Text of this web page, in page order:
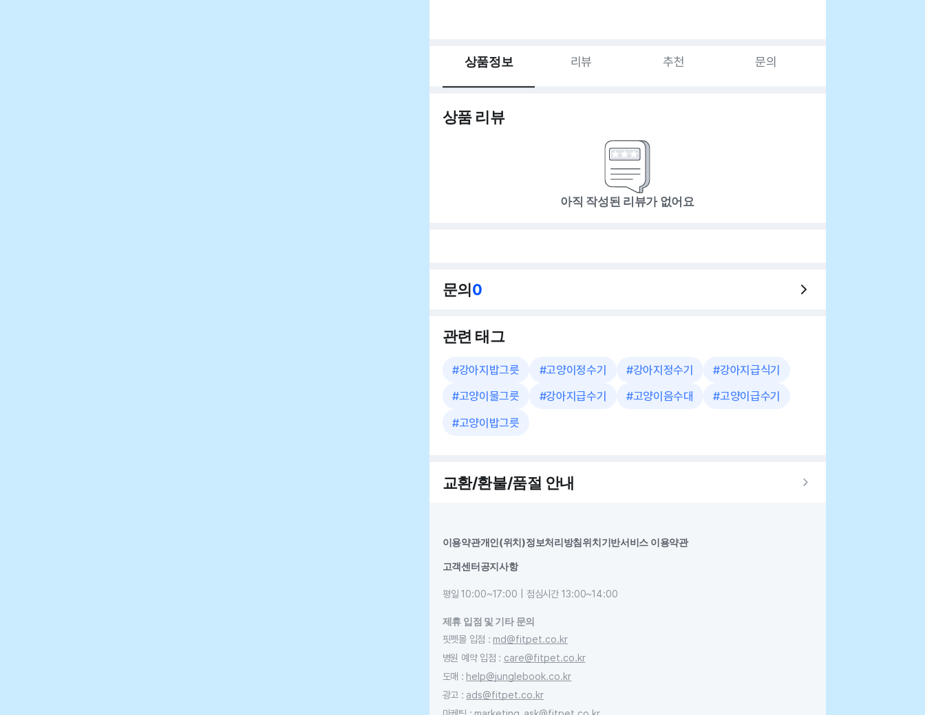
상품정보 리뷰 추천 문의
상품 리뷰
아직 작성된 리뷰가 없어요
문의0
관련 태그
#강아지밥그릇 #고양이정수기 #강아지정수기 #강아지급식기
#고양이물그릇 #강아지급수기 #고양이음수대 #고양이급수기
#고양이밥그릇
교환/환불/품절 안내
이용약관개인(위치)정보처리방침위치기반서비스 이용약관
고객센터공지사항
평일 10:00~17:00 | 점심시간 13:00~14:00
제휴 입점 및 기타 문의
핏펫몰 입점 : md@fitpet.co.kr
병원 예약 입점 : care@fitpet.co.kr
도매 : help@junglebook.co.kr
광고 : ads@fitpet.co.kr